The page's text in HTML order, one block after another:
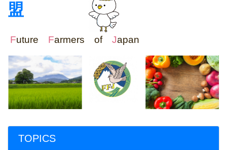
盟
Future Farmers of Japan
TOPICS